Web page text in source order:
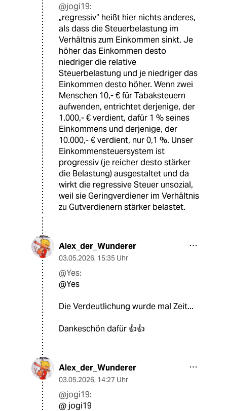
@jogi19:
„regressiv“ heißt hier nichts anderes,
als dass die Steuerbelastung im
Verhältnis zum Einkommen sinkt. Je
höher das Einkommen desto
niedriger die relative
Steuerbelastung und je niedriger das
Einkommen desto höher. Wenn zwei
Menschen 10,- € für Tabaksteuern
aufwenden, entrichtet derjenige, der
1.000,- € verdient, dafür 1 % seines
Einkommens und derjenige, der
10.000,- € verdient, nur 0,1 %. Unser
Einkommensteuersystem ist
progressiv (je reicher desto stärker
die Belastung) ausgestaltet und da
wirkt die regressive Steuer unsozial,
weil sie Geringverdiener im Verhältnis
zu Gutverdienern stärker belastet.
Alex_der_Wunderer
03.05.2026, 15:35 Uhr
@Yes:
@Yes
Die Verdeutlichung wurde mal Zeit...
Dankeschön dafür 👍👍
Alex_der_Wunderer
03.05.2026, 14:27 Uhr
@jogi19:
@ jogi19